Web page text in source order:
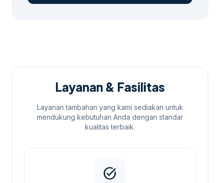
engagement tinggi biasanya mematok
kompleks seperti video biasanya lebih
gambar.
disesuaikan dengan kebutuhan Anda:
Layanan & Fasilitas
Layanan tambahan yang kami sediakan untuk
mendukung kebutuhan Anda dengan standar
kualitas terbaik.
task_alt